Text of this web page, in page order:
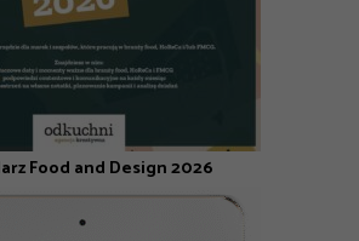
Food and Design 2026